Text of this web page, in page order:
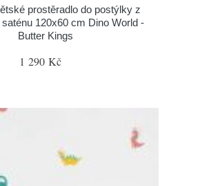
prostěradlo do postýlky z
saténu 120x60 cm Dino World -
Butter Kings
1 290 Kč